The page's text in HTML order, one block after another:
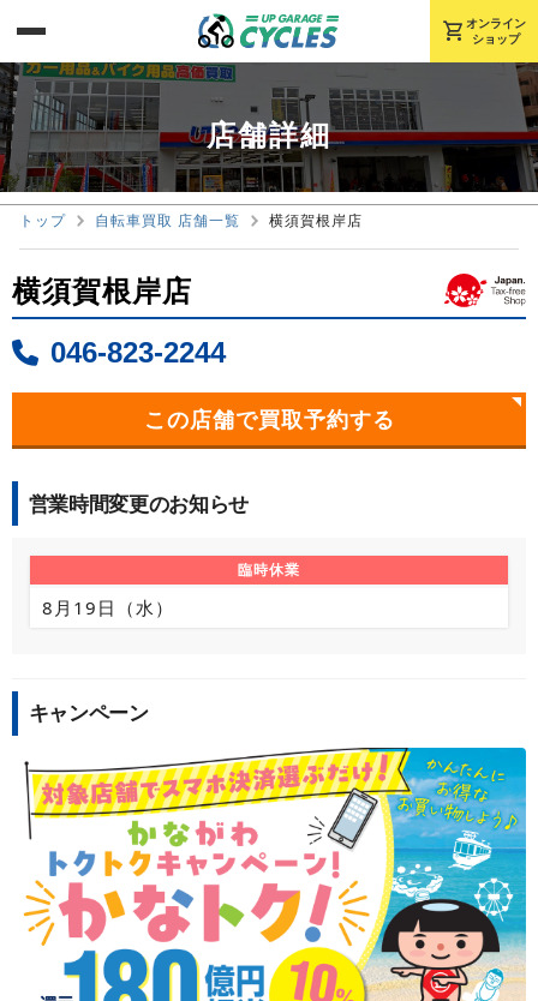
shopping_cart オンライン
ショップ
店舗詳細
トップ 自転車買取 店舗一覧 横須賀根岸店
横須賀根岸店
046-823-2244
この店舗で買取予約する
営業時間変更のお知らせ
臨時休業
8月19日（水）
キャンペーン